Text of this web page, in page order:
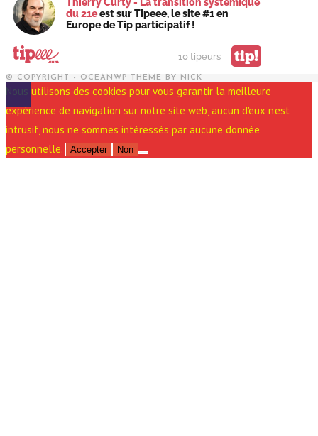
Thierry Curty - La transition systémique
du 21eest sur Tipeee, le site #1 en
Europe de Tip participatif !
10 tipeurs tip!
© COPYRIGHT - OCEANWP THEME BY NICK
Nous utilisons des cookies pour vous garantir la meilleure
expérience de navigation sur notre site web, aucun d'eux n'est
intrusif, nous ne sommes intéressés par aucune donnée
personnelle.
Accepter Non